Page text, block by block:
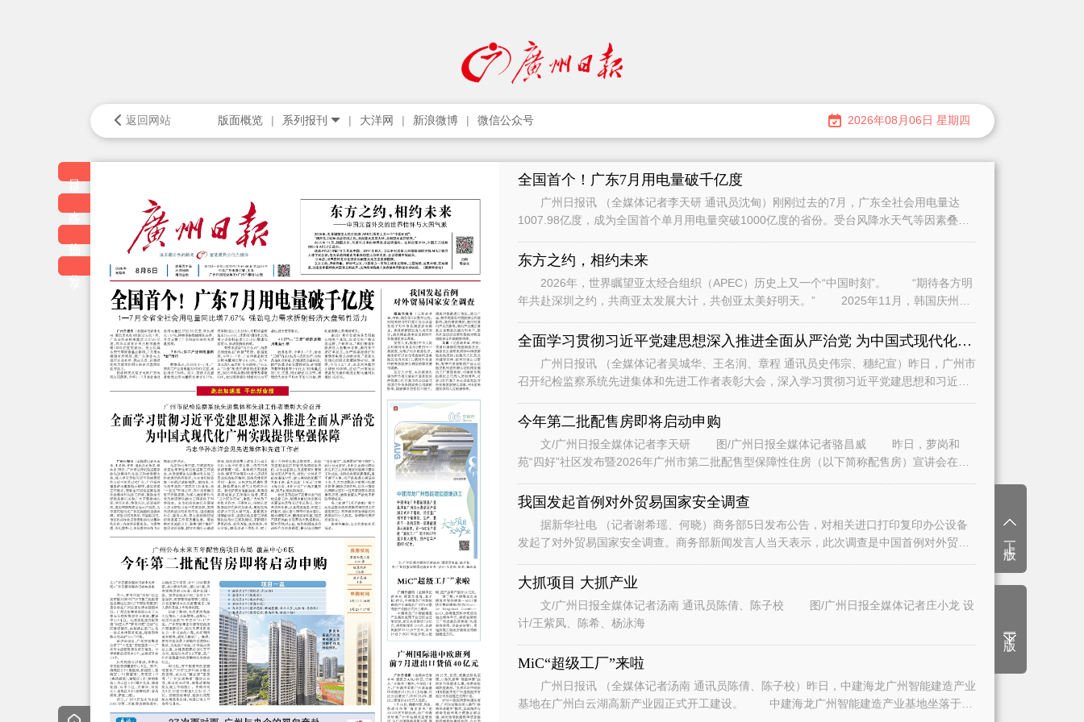
返回网站 版面概览 系列报刊 大洋网 新浪微博 微信公众号 2026年08月06日 星期四
全国首个！广东7月用电量破千亿度
广州日报讯 （全媒体记者李天研 通讯员沈甸）刚刚过去的7月，广东全社会用电量达
1007.98亿度，成为全国首个单月用电量突破1000亿度的省份。受台风降水天气等因素叠加
东方之约，相约未来
2026年，世界瞩望亚太经合组织（APEC）历史上又一个“中国时刻”。 “期待各方明
年共赴深圳之约，共商亚太发展大计，共创亚太美好明天。” 2025年11月，韩国庆州，
全面学习贯彻习近平党建思想深入推进全面从严治党 为中国式现代化广州实践提供坚强保障
广州日报讯 （全媒体记者吴城华、王名润、章程 通讯员史伟宗、穗纪宣）昨日，广州市
召开纪检监察系统先进集体和先进工作者表彰大会，深入学习贯彻习近平党建思想和习近平
今年第二批配售房即将启动申购
文/广州日报全媒体记者李天研 图/广州日报全媒体记者骆昌威 昨日，萝岗和
苑“四好”社区发布暨2026年广州市第二批配售型保障性住房（以下简称配售房）宣讲会在广
我国发起首例对外贸易国家安全调查
据新华社电 （记者谢希瑶、何晓）商务部5日发布公告，对相关进口打印复印办公设备
发起了对外贸易国家安全调查。商务部新闻发言人当天表示，此次调查是中国首例对外贸易
大抓项目 大抓产业
文/广州日报全媒体记者汤南 通讯员陈倩、陈子校 图/广州日报全媒体记者庄小龙 设
计/王紫凤、陈希、杨泳海
MiC“超级工厂”来啦
广州日报讯 （全媒体记者汤南 通讯员陈倩、陈子校）昨日，中建海龙广州智能建造产业
基地在广州白云湖高新产业园正式开工建设。 中建海龙广州智能建造产业基地坐落于白